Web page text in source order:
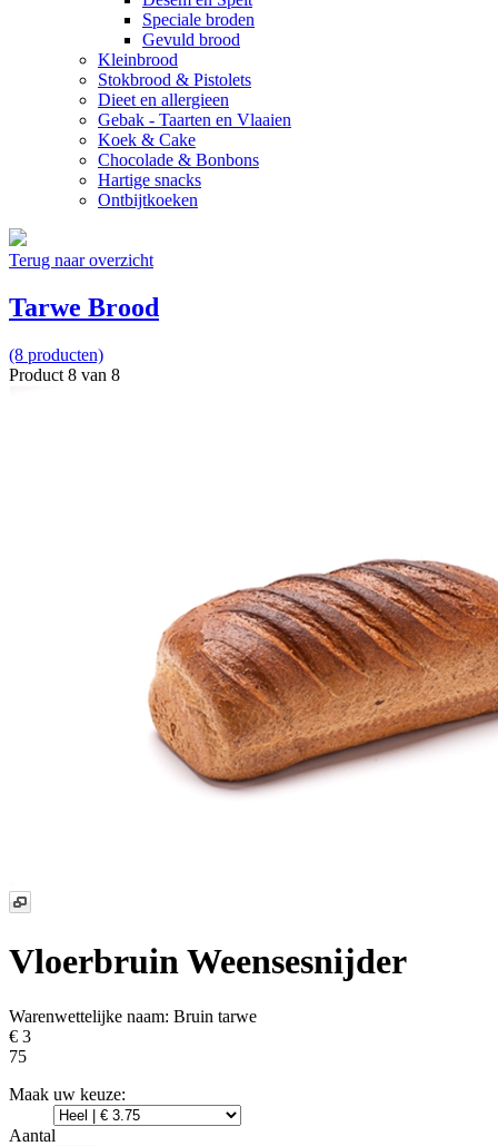
Speciale broden
Gevuld brood
Kleinbrood
Stokbrood & Pistolets
Dieet en allergieen
Gebak - Taarten en Vlaaien
Koek & Cake
Chocolade & Bonbons
Hartige snacks
Ontbijtkoeken
Terug naar overzicht
Tarwe Brood
(8 producten)
Product 8 van 8
Vloerbruin Weensesnijder
Warenwettelijke naam: Bruin tarwe
€ 3
75
Maak uw keuze:
Aantal